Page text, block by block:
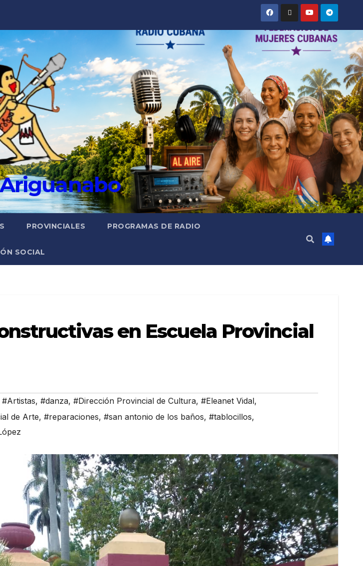
PROVINCIALES PROGRAMAS DE RADIO
SOCIAL
en Escuela Provincial
#Artistas, #danza, #Dirección Provincial de Cultura, #Eleanet Vidal,
de Arte, #reparaciones, #san antonio de los baños, #tablocillos,